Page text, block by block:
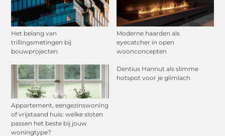
Het belang van
trillingsmetingen bij
bouwprojecten
Moderne haarden als
eyecatcher in open
woonconcepten
Appartement, eengezinswoning
of vrijstaand huis: welke sloten
passen het beste bij jouw
woningtype?
Dentius Hannut als slimme
hotspot voor je glimlach